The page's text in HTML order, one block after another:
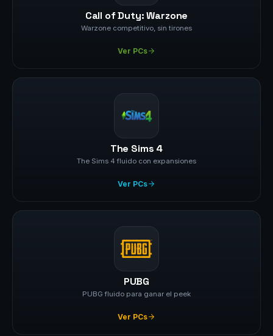
Call of Duty: Warzone
Warzone competitivo, sin tirones
Ver PCs
The Sims 4
The Sims 4 fluido con expansiones
Ver PCs
PUBG
PUBG fluido para ganar el peek
Ver PCs